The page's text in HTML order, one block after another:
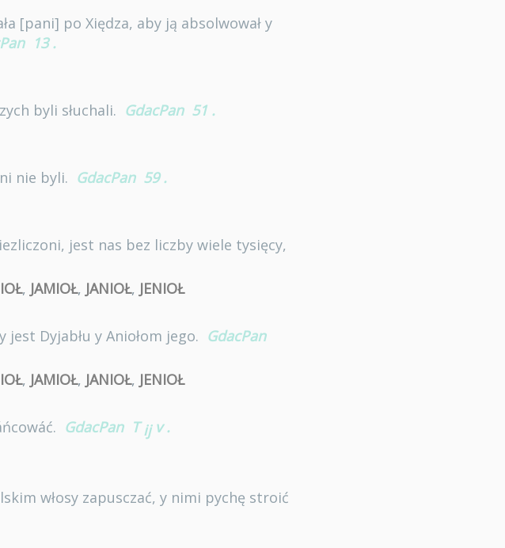
[pani] po Xiędza, aby ją absolwował y
13 .
byli słuchali. GdacPan 51 .
nie byli. GdacPan 59 .
jest nas bez liczby wiele tysięcy,
, JAMIOŁ, JANIOŁ, JENIOŁ
Dyjabłu y Aniołom jego. GdacPan
, JAMIOŁ, JANIOŁ, JENIOŁ
GdacPan T ij v .
włosy zapusczać, y nimi pychę stroić